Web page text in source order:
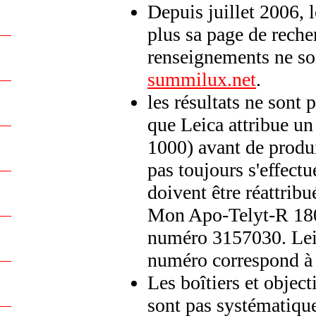
Depuis juillet 2006,
plus sa page de
renseignements ne
summilux.net.
les résultats ne sont
que Leica attribue
1000) avant de
pas toujours
doivent être
Mon Apo-Telyt-R
numéro 3157030.
numéro correspond
Les boîtiers et
sont pas